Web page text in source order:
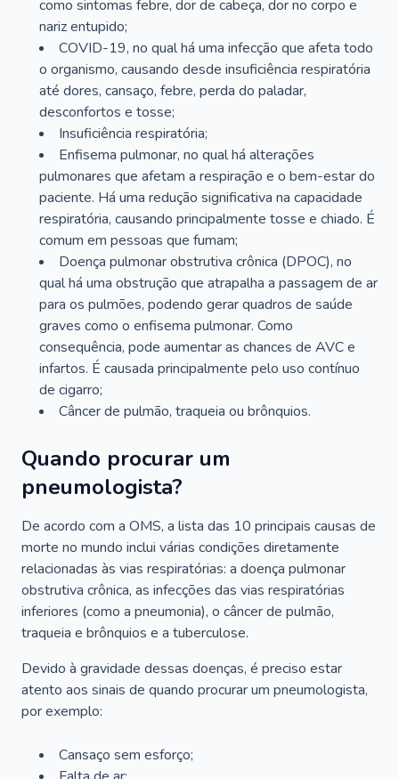
como sintomas febre, dor de cabeça, dor no corpo e
nariz entupido;
COVID-19, no qual há uma infecção que afeta todo
o organismo, causando desde insuficiência respiratória
até dores, cansaço, febre, perda do paladar,
desconfortos e tosse;
Insuficiência respiratória;
Enfisema pulmonar, no qual há alterações
pulmonares que afetam a respiração e o bem-estar do
paciente. Há uma redução significativa na capacidade
respiratória, causando principalmente tosse e chiado. É
comum em pessoas que fumam;
Doença pulmonar obstrutiva crônica (DPOC), no
qual há uma obstrução que atrapalha a passagem de ar
para os pulmões, podendo gerar quadros de saúde
graves como o enfisema pulmonar. Como
consequência, pode aumentar as chances de AVC e
infartos. É causada principalmente pelo uso contínuo
de cigarro;
Câncer de pulmão, traqueia ou brônquios.
Quando procurar um
pneumologista?
De acordo com a OMS, a lista das 10 principais causas de
morte no mundo inclui várias condições diretamente
relacionadas às vias respiratórias: a doença pulmonar
obstrutiva crônica, as infecções das vias respiratórias
inferiores (como a pneumonia), o câncer de pulmão,
traqueia e brônquios e a tuberculose.
Devido à gravidade dessas doenças, é preciso estar
atento aos sinais de quando procurar um pneumologista,
por exemplo:
Cansaço sem esforço;